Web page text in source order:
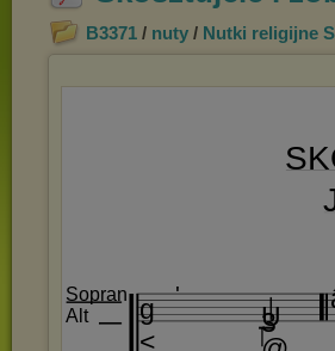
B3371 / nuty / Nutki religijne